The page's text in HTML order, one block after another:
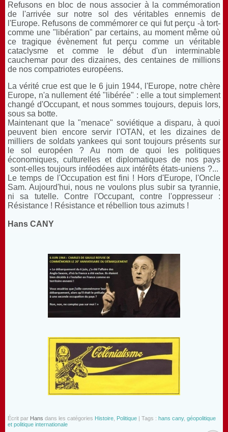
Refusons en bloc de nous associer à la commémoration
de l'arrivée sur notre sol des véritables ennemis de
l'Europe. Refusons de commémorer ce qui fut perçu -à tort-
comme une "libération" par certains, au moment même où
ce tragique évènement fut perçu comme un véritable
cataclysme et comme le début d'un interminable
cauchemar pour des dizaines, des centaines de millions
de nos compatriotes européens.
La vérité crue est que le 6 juin 1944, l'Europe, notre chère
Europe, n'a nullement été "libérée" : elle a tout simplement
changé d'Occupant, et nous sommes toujours, depuis lors,
sous sa botte.
Maintenant que la "menace" soviétique a disparu, à quoi
peuvent bien encore servir l'OTAN, et les dizaines de
milliers de soldats yankees qui sont toujours présents sur
le sol européen ? Au nom de quoi les politiques
économiques, culturelles et diplomatiques de nos pays
sont-elles toujours inféodées aux intérêts états-uniens ?...
Le temps de l'Occupation est fini ! Hors d'Europe, l'Oncle
Sam. Aujourd'hui, nous ne voulons plus subir sa tyrannie,
ni sa tutelle. Contre l'Occupant, contre l'oppresseur :
Résistance ! Résistance et rébellion tous azimuts !
Hans CANY
Écrit par Hans dans les catégories Histoire Politique | Tags : hans cany, géopolitique
et politique internationale